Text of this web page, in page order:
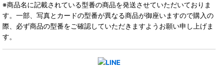
※商品名に記載されている型番の商品を発送させていただいておりま
す。一部、写真とカードの型番が異なる商品が御座いますので購入の
際、必ず商品の型番をご確認していただきますようお願い申し上げま
す。